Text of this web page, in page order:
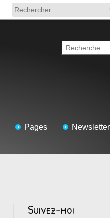
Pages Newsletter
Suivez-moi